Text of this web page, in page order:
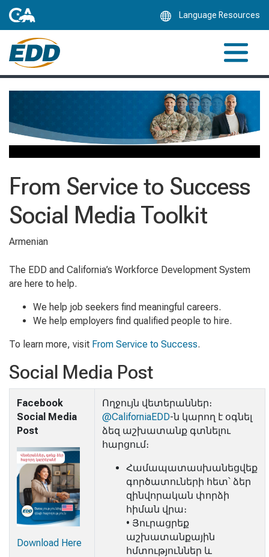
Language Resources
From Service to Success
Social Media Toolkit
Armenian
The EDD and California’s Workforce Development System
are here to help.
We help job seekers find meaningful careers.
We help employers find qualified people to hire.
To learn more, visit From Service to Success.
Social Media Post
Facebook
Social Media
Post
Download Here
Ողջույն վետերաններ։
@CaliforniaEDD-ն կարող է օգնել
ձեզ աշխատանք գտնելու
հարցում։
Համապատասխանեցվեք
գործատուների հետ՝ ձեր
զինվորական փորձի
հիման վրա։
• Յուրացրեք
աշխատանքային
հմտություններ և